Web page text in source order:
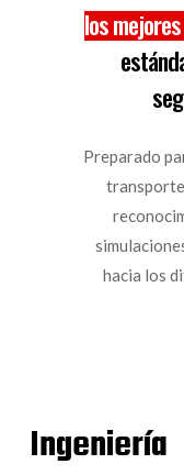
los
Preparado
transporte
hacia los
Ingeniería